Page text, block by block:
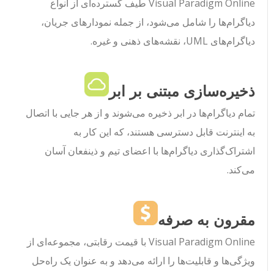
Visual Paradigm Online طیف گسترده‌ای از انواع
دیاگرام‌ها را شامل می‌شود، از جمله نمودارهای جریان،
دیاگرام‌های UML، نقشه‌های ذهنی و غیره.
ذخیره‌سازی مبتنی بر ابر
تمام دیاگرام‌ها در ابر ذخیره می‌شوند و از هر جایی با اتصال
به اینترنت قابل دسترسی هستند، که این کار به
اشتراک‌گذاری دیاگرام‌ها با اعضای تیم و ذینفعان آسان
می‌کند.
مقرون به صرفه
Visual Paradigm Online با قیمت رقابتی، مجموعه‌ای از
ویژگی‌ها و قابلیت‌ها را ارائه می‌دهد و به عنوان یک راه‌حل